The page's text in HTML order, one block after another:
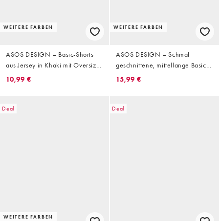
WEITERE FARBEN
ASOS DESIGN – Basic-Shorts
aus Jersey in Khaki mit Oversize-
Schnitt, Kombiteil
10,99 €
WEITERE FARBEN
ASOS DESIGN – Schmal
geschnittene, mittellange Basic-
Shorts aus Jersey in Ecru
15,99 €
Deal
WEITERE FARBEN
Deal